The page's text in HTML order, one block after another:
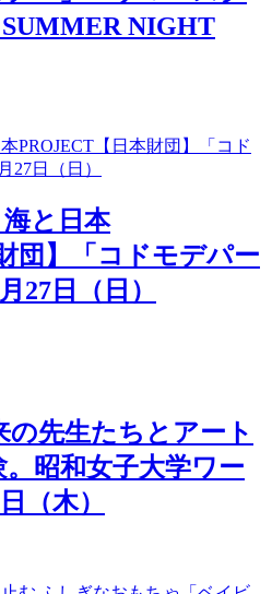
NIGHT
と日本
団】「コドモデパー
27日（日）
の先生たちとアート
昭和女子大学ワー
（木）